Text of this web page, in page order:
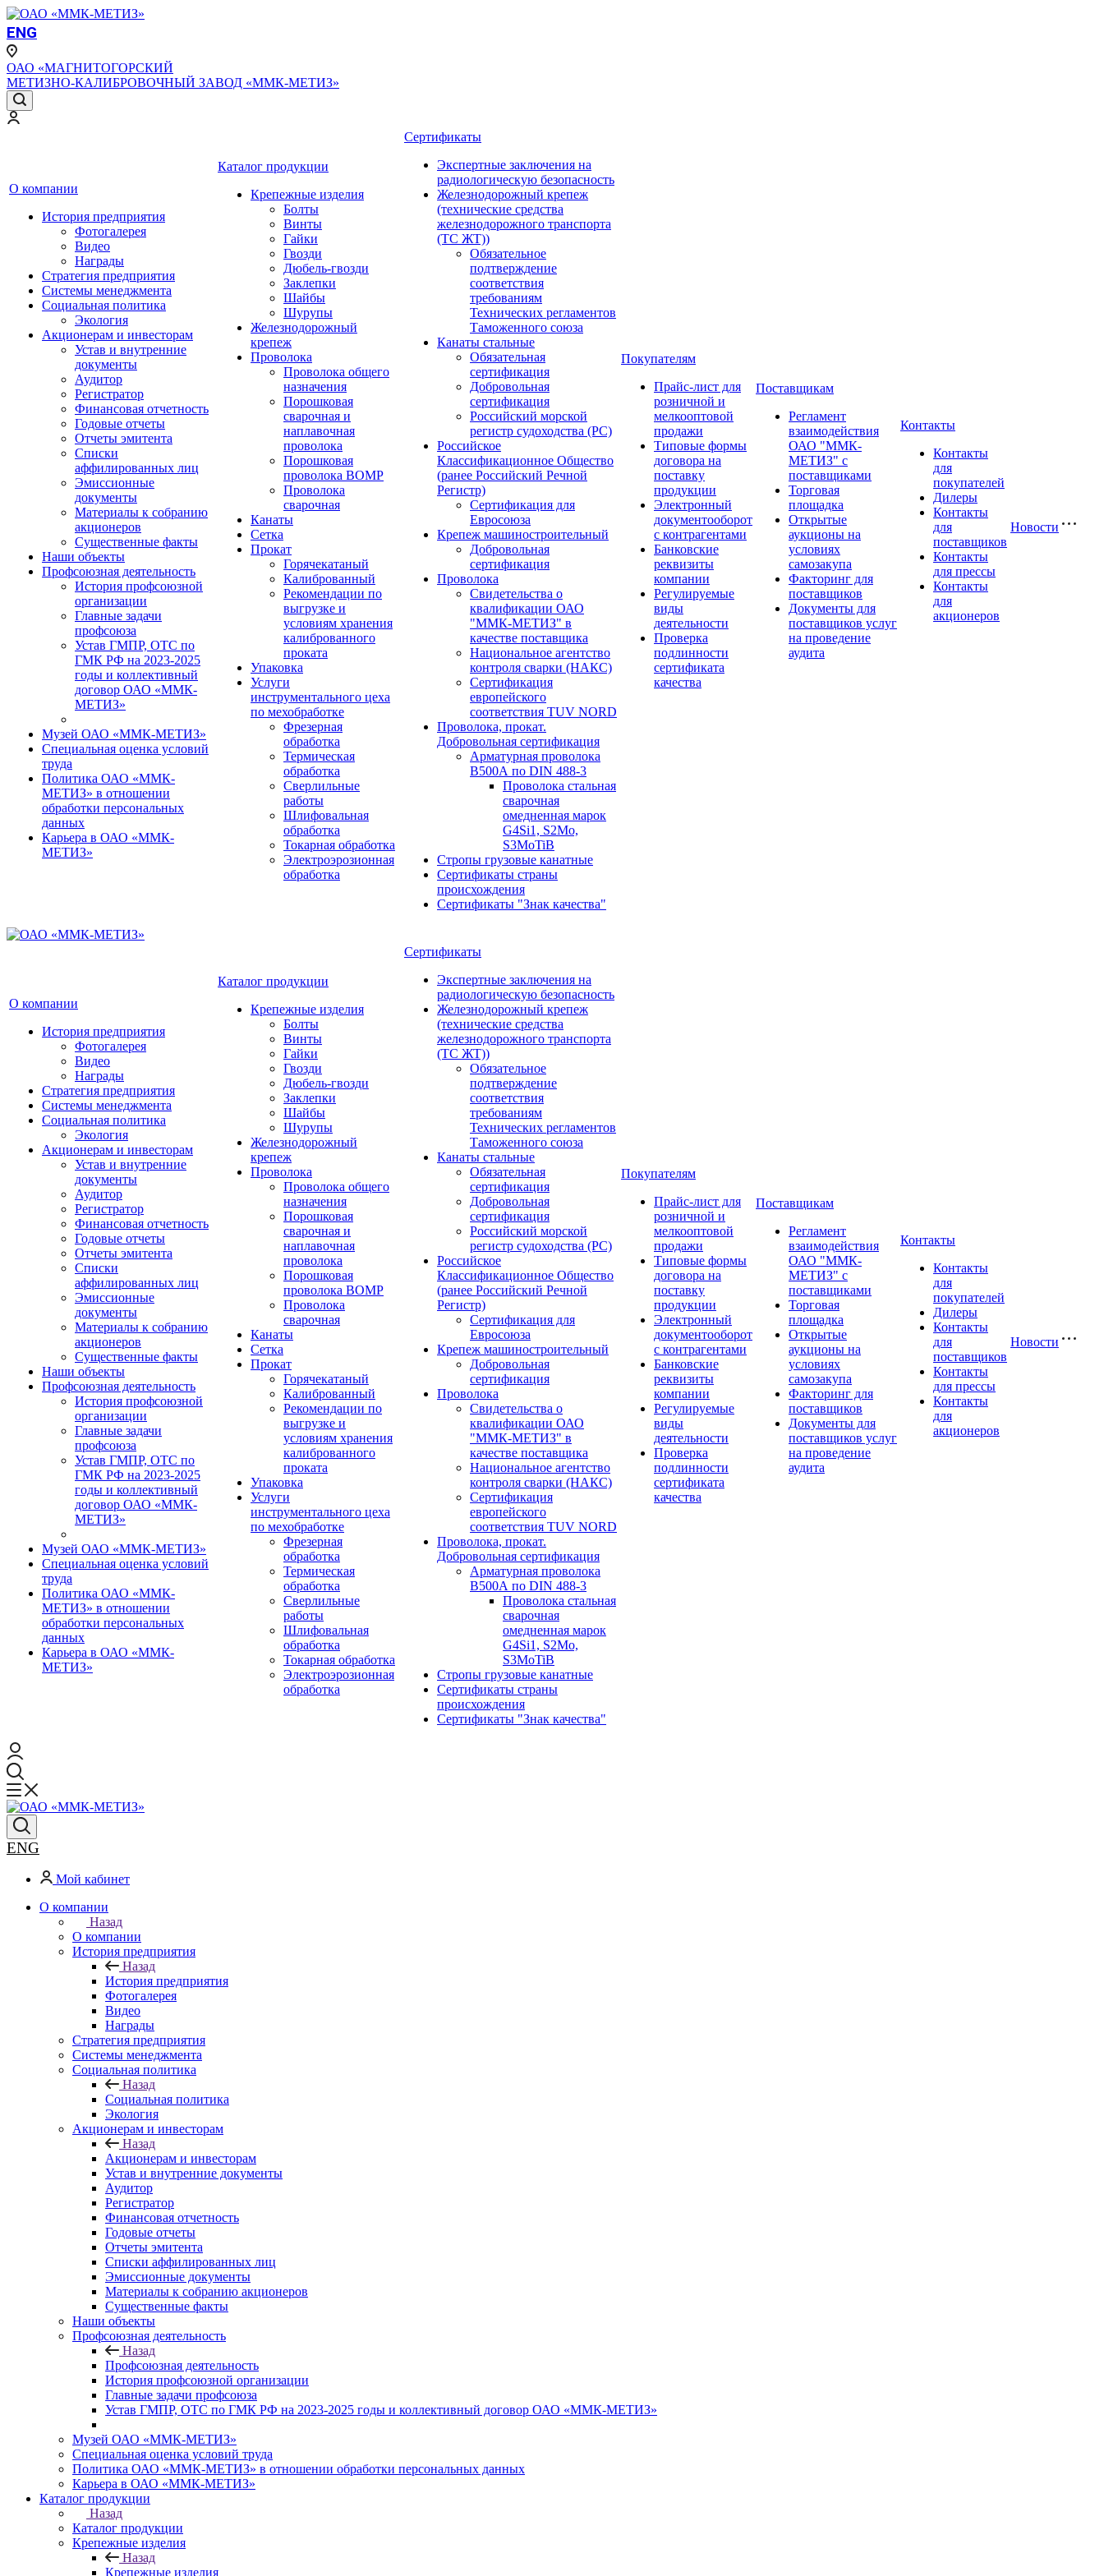
ENG
ОАО «МАГНИТОГОРСКИЙ
МЕТИЗНО-КАЛИБРОВОЧНЫЙ ЗАВОД «ММК-МЕТИЗ»
О компании
История предприятия
Фотогалерея
Видео
Награды
Стратегия предприятия
Системы менеджмента
Социальная политика
Экология
Акционерам и инвесторам
Устав и внутренние
документы
Аудитор
Регистратор
Финансовая отчетность
Годовые отчеты
Отчеты эмитента
Списки
аффилированных лиц
Эмиссионные
документы
Материалы к собранию
акционеров
Существенные факты
Наши объекты
Профсоюзная деятельность
История профсоюзной
организации
Главные задачи
профсоюза
Устав ГМПР, ОТС по
ГМК РФ на 2023-2025
годы и коллективный
договор ОАО «ММК-
МЕТИЗ»
Музей ОАО «ММК-МЕТИЗ»
Специальная оценка условий
труда
Политика ОАО «ММК-
МЕТИЗ» в отношении
обработки персональных
данных
Карьера в ОАО «ММК-
МЕТИЗ»
Каталог продукции
Крепежные изделия
Болты
Винты
Гайки
Гвозди
Дюбель-гвозди
Заклепки
Шайбы
Шурупы
Железнодорожный
крепеж
Проволока
Проволока общего
назначения
Порошковая
сварочная и
наплавочная
проволока
Порошковая
проволока ВОМР
Проволока
сварочная
Канаты
Сетка
Прокат
Горячекатаный
Калиброванный
Рекомендации по
выгрузке и
условиям хранения
калиброванного
проката
Упаковка
Услуги
инструментального цеха
по мехобработке
Фрезерная
обработка
Термическая
обработка
Сверлильные
работы
Шлифовальная
обработка
Токарная обработка
Электроэрозионная
обработка
Сертификаты
Экспертные заключения на
радиологическую безопасность
Железнодорожный крепеж
(технические средства
железнодорожного транспорта
(ТС ЖТ))
Обязательное
подтверждение
соответствия
требованиям
Технических регламентов
Таможенного союза
Канаты стальные
Обязательная
сертификация
Добровольная
сертификация
Российский морской
регистр судоходства (РС)
Российское
Классификационное Общество
(ранее Российский Речной
Регистр)
Сертификация для
Евросоюза
Крепеж машиностроительный
Добровольная
сертификация
Проволока
Свидетельства о
квалификации ОАО
"ММК-МЕТИЗ" в
качестве поставщика
Национальное агентство
контроля сварки (НАКС)
Сертификация
европейского
соответствия TUV NORD
Проволока, прокат.
Добровольная сертификация
Арматурная проволока
В500А по DIN 488-3
Проволока стальная
сварочная
омедненная марок
G4Si1, S2Mo,
S3MoTiB
Стропы грузовые канатные
Сертификаты страны
происхождения
Сертификаты "Знак качества"
Покупателям
Прайс-лист для
розничной и
мелкооптовой
продажи
Типовые формы
договора на
поставку
продукции
Электронный
документооборот
с контрагентами
Банковские
реквизиты
компании
Регулируемые
виды
деятельности
Проверка
подлинности
сертификата
качества
Поставщикам
Регламент
взаимодействия
ОАО "ММК-
МЕТИЗ" с
поставщиками
Торговая
площадка
Открытые
аукционы на
условиях
самозакупа
Факторинг для
поставщиков
Документы для
поставщиков услуг
на проведение
аудита
Контакты
Контакты
для
покупателей
Дилеры
Контакты
для
поставщиков
Контакты
для прессы
Контакты
для
акционеров
Новости
О компании
История предприятия
Фотогалерея
Видео
Награды
Стратегия предприятия
Системы менеджмента
Социальная политика
Экология
Акционерам и инвесторам
Устав и внутренние
документы
Аудитор
Регистратор
Финансовая отчетность
Годовые отчеты
Отчеты эмитента
Списки
аффилированных лиц
Эмиссионные
документы
Материалы к собранию
акционеров
Существенные факты
Наши объекты
Профсоюзная деятельность
История профсоюзной
организации
Главные задачи
профсоюза
Устав ГМПР, ОТС по
ГМК РФ на 2023-2025
годы и коллективный
договор ОАО «ММК-
МЕТИЗ»
Музей ОАО «ММК-МЕТИЗ»
Специальная оценка условий
труда
Политика ОАО «ММК-
МЕТИЗ» в отношении
обработки персональных
данных
Карьера в ОАО «ММК-
МЕТИЗ»
Каталог продукции
Крепежные изделия
Болты
Винты
Гайки
Гвозди
Дюбель-гвозди
Заклепки
Шайбы
Шурупы
Железнодорожный
крепеж
Проволока
Проволока общего
назначения
Порошковая
сварочная и
наплавочная
проволока
Порошковая
проволока ВОМР
Проволока
сварочная
Канаты
Сетка
Прокат
Горячекатаный
Калиброванный
Рекомендации по
выгрузке и
условиям хранения
калиброванного
проката
Упаковка
Услуги
инструментального цеха
по мехобработке
Фрезерная
обработка
Термическая
обработка
Сверлильные
работы
Шлифовальная
обработка
Токарная обработка
Электроэрозионная
обработка
Сертификаты
Экспертные заключения на
радиологическую безопасность
Железнодорожный крепеж
(технические средства
железнодорожного транспорта
(ТС ЖТ))
Обязательное
подтверждение
соответствия
требованиям
Технических регламентов
Таможенного союза
Канаты стальные
Обязательная
сертификация
Добровольная
сертификация
Российский морской
регистр судоходства (РС)
Российское
Классификационное Общество
(ранее Российский Речной
Регистр)
Сертификация для
Евросоюза
Крепеж машиностроительный
Добровольная
сертификация
Проволока
Свидетельства о
квалификации ОАО
"ММК-МЕТИЗ" в
качестве поставщика
Национальное агентство
контроля сварки (НАКС)
Сертификация
европейского
соответствия TUV NORD
Проволока, прокат.
Добровольная сертификация
Арматурная проволока
В500А по DIN 488-3
Проволока стальная
сварочная
омедненная марок
G4Si1, S2Mo,
S3MoTiB
Стропы грузовые канатные
Сертификаты страны
происхождения
Сертификаты "Знак качества"
Покупателям
Прайс-лист для
розничной и
мелкооптовой
продажи
Типовые формы
договора на
поставку
продукции
Электронный
документооборот
с контрагентами
Банковские
реквизиты
компании
Регулируемые
виды
деятельности
Проверка
подлинности
сертификата
качества
Поставщикам
Регламент
взаимодействия
ОАО "ММК-
МЕТИЗ" с
поставщиками
Торговая
площадка
Открытые
аукционы на
условиях
самозакупа
Факторинг для
поставщиков
Документы для
поставщиков услуг
на проведение
аудита
Контакты
Контакты
для
покупателей
Дилеры
Контакты
для
поставщиков
Контакты
для прессы
Контакты
для
акционеров
Новости
ENG
Мой кабинет
О компании
Назад
О компании
История предприятия
Назад
История предприятия
Фотогалерея
Видео
Награды
Стратегия предприятия
Системы менеджмента
Социальная политика
Назад
Социальная политика
Экология
Акционерам и инвесторам
Назад
Акционерам и инвесторам
Устав и внутренние документы
Аудитор
Регистратор
Финансовая отчетность
Годовые отчеты
Отчеты эмитента
Списки аффилированных лиц
Эмиссионные документы
Материалы к собранию акционеров
Существенные факты
Наши объекты
Профсоюзная деятельность
Назад
Профсоюзная деятельность
История профсоюзной организации
Главные задачи профсоюза
Устав ГМПР, ОТС по ГМК РФ на 2023-2025 годы и коллективный договор ОАО «ММК-МЕТИЗ»
Музей ОАО «ММК-МЕТИЗ»
Специальная оценка условий труда
Политика ОАО «ММК-МЕТИЗ» в отношении обработки персональных данных
Карьера в ОАО «ММК-МЕТИЗ»
Каталог продукции
Назад
Каталог продукции
Крепежные изделия
Назад
Крепежные изделия